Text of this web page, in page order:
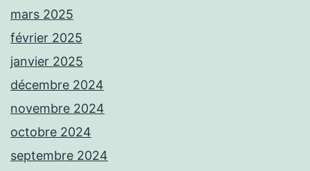
mars 2025
février 2025
janvier 2025
décembre 2024
novembre 2024
octobre 2024
septembre 2024